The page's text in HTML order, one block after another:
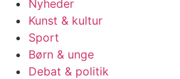
Nyheder
Kunst & kultur
Sport
Børn & unge
Debat & politik